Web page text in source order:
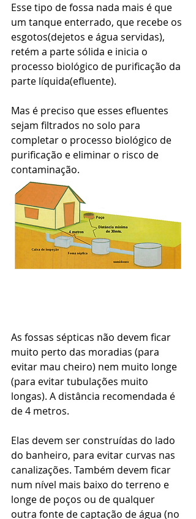
Esse tipo de fossa nada mais é que
um tanque enterrado, que recebe os
esgotos(dejetos e água servidas),
retém a parte sólida e inicia o
processo biológico de purificação da
parte líquida(efluente).
Mas é preciso que esses efluentes
sejam filtrados no solo para
completar o processo biológico de
purificação e eliminar o risco de
contaminação.
As fossas sépticas não devem ficar
muito perto das moradias (para
evitar mau cheiro) nem muito longe
(para evitar tubulações muito
longas). A distância recomendada é
de 4 metros.
Elas devem ser construídas do lado
do banheiro, para evitar curvas nas
canalizações. Também devem ficar
num nível mais baixo do terreno e
longe de poços ou de qualquer
outra fonte de captação de água (no